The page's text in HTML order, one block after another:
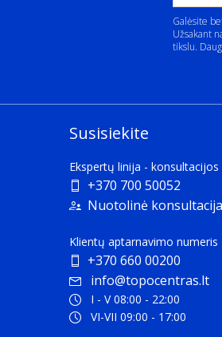
Galėsite
Užsakant
tikslu.
Susisiekite
Ekspertų linija -
+370 700 50052
Nuotolinė konsultacija
Klientų aptarnavimo numeris
+370 660 00200
info@topocentras.lt
I - V 08:00 - 22:00
VI-VII 09:00 - 17:00